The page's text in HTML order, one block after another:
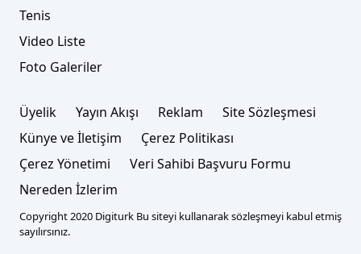
Tenis
Video Liste
Foto Galeriler
Üyelik Yayın Akışı Reklam
Site Sözleşmesi
Künye ve İletişim
Çerez Politikası
Çerez Yönetimi
Veri Sahibi Başvuru Formu
Nereden İzlerim
Copyright 2020 Digiturk Bu siteyi kullanarak sözleşmeyi kabul etmiş
sayılırsınız.